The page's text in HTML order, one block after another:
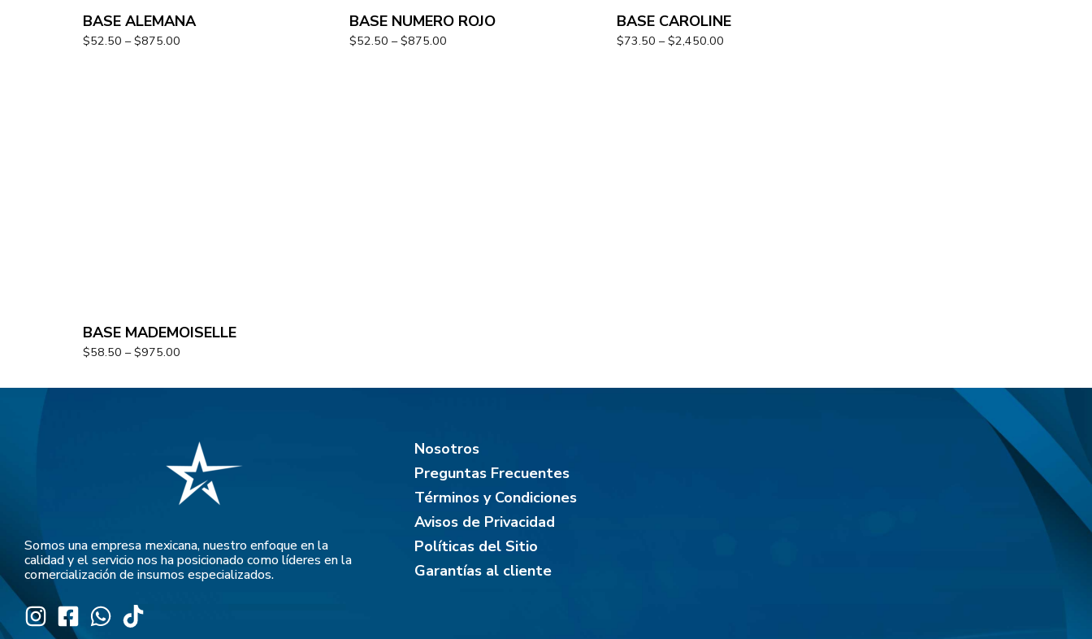
BASE ALEMANA
$52.50 – $875.00
BASE NUMERO ROJO
$52.50 – $875.00
BASE CAROLINE
$73.50 – $2,450.00
BASE MADEMOISELLE
$58.50 – $975.00
Somos una empresa mexicana, nuestro enfoque en la
calidad y el servicio nos ha posicionado como líderes en la
comercialización de insumos especializados.
Nosotros
Preguntas Frecuentes
Términos y Condiciones
Avisos de Privacidad
Políticas del Sitio
Garantías al cliente